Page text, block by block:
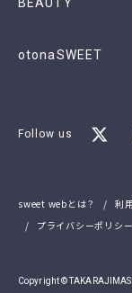
otonaSWEET
Follow us
sweet webとは？ 利
プライバシーポリシー
Copyright ©